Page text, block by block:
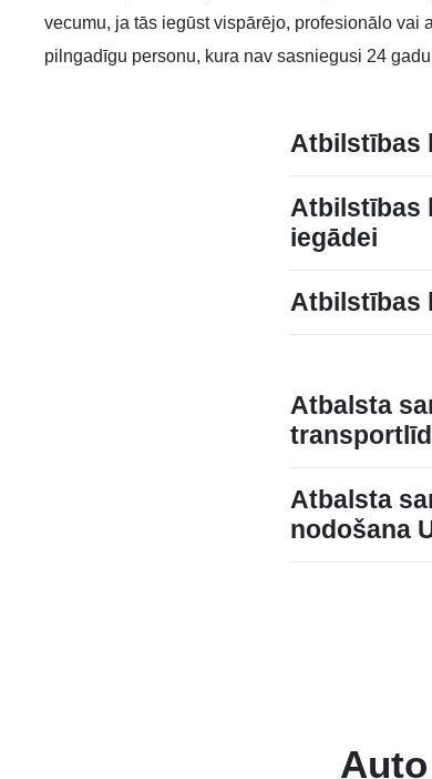
vecumu, ja tās iegūst vispārējo, profesionālo vai
pilngadīgu personu, kura nav sasniegusi 24
Atbilstības
Atbilstības
iegādei
Atbilstības
Atbalsta
Atbalsta
nodošana